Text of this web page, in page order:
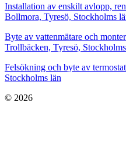
Installation av enskilt avlopp,
Bollmora, Tyresö, Stockholms
Byte av vattenmätare och
Trollbäcken, Tyresö,
Felsökning och byte av
Stockholms län
© 2026